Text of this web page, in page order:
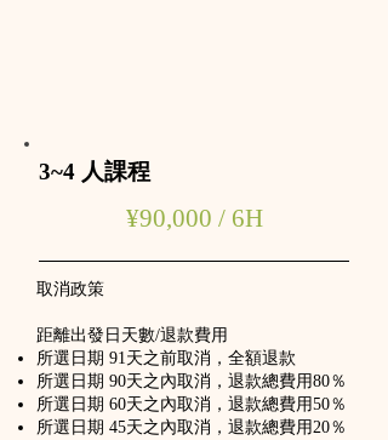
3~4 人課程
​​¥90,000 / 6H
取消政策
距離出發日天數/退款費用
所選日期 91天之前取消，全額退款
所選日期 90天之內取消，退款總費用80％
所選日期 60天之內取消，退款總費用50％
所選日期 45天之內取消，退款總費用20％